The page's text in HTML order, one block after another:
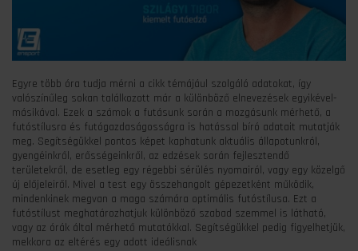
Egyre több óra tudja mérni a cikk témájául szolgáló adatokat, így
valószínűleg sokan találkozott már a különböző elnevezések egyikével-
másikával. Ezek a számok a futásunk során a mozgásunk mérhető, a
futóstílusra és futógazdaságosságra is hatással bíró adatait mutatják
meg. Segítségükkel pontos képet kaphatunk aktuális állapotunkról,
gyengéinkről, erősségeinkről, az edzések során fejlesztendő
területekről, de esetleg egy régebbi sérülés nyomairól, vagy egy közelgő
új előjeleiről. Mivel a test egy összehangolt gépezetként működik,
mindenkinek megvan a maga számára optimális futóstílusa. Ezt a
futóstílust meghatározhatjuk különböző szabad szemmel is látható,
vagy az órák által mérhető mutatókkal. Segítségükkel pedig figyelhetjük,
mekkora az eltérés egy adott ideálisnak